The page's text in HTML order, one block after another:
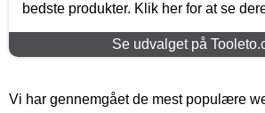
bedste produkter. Klik her for at se
Se udvalget på
Vi har gennemgået de mest populære